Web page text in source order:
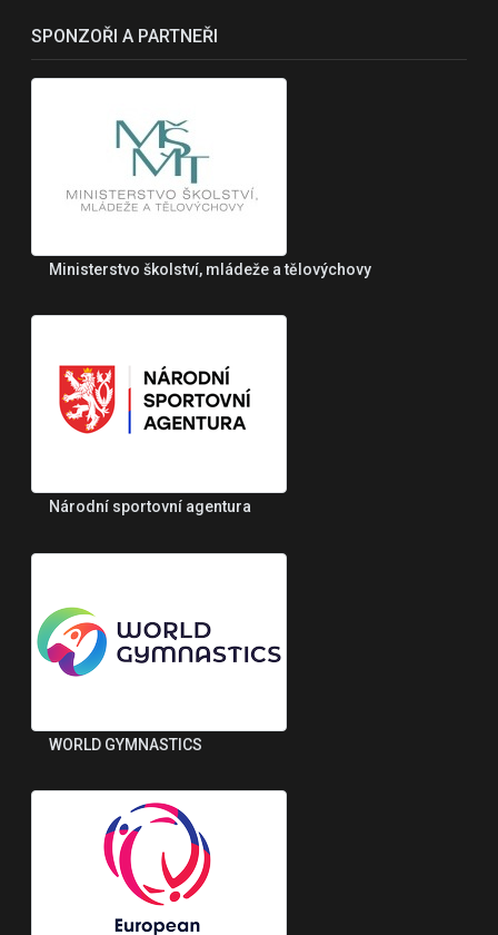
SPONZOŘI A PARTNEŘI
Ministerstvo školství, mládeže a tělovýchovy
Národní sportovní agentura
WORLD GYMNASTICS